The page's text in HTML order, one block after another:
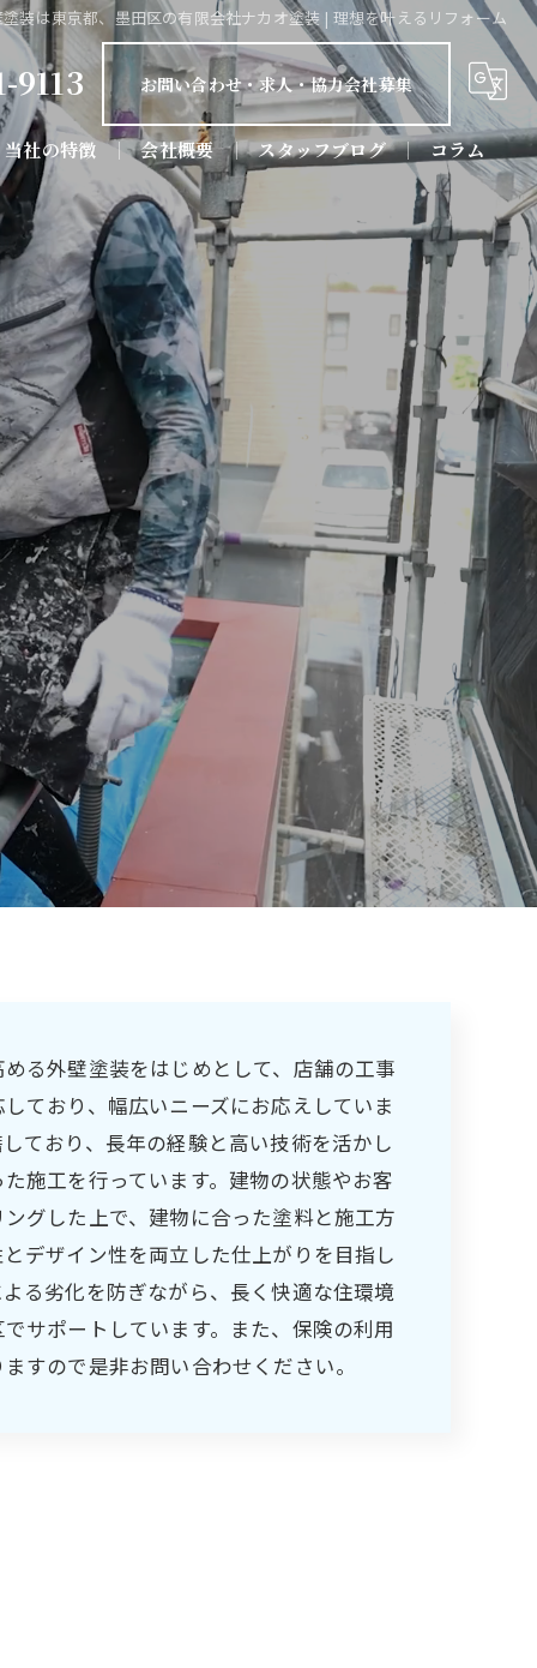
装は東京都、墨田区の有限会社ナカオ塗装 | 理想を叶えるリフォーム
9113 お問い合わせ・求人・協力会社募集
当社の特徴
屋根塗装
防水工事
屋根工事
リフォーム
店舗
会社概要 スタッフブログ コラム
る外壁塗装をはじめとして、店舗の工事
ており、幅広いニーズにお応えしていま
ており、長年の経験と高い技術を活かし
施工を行っています。建物の状態やお客
グした上で、建物に合った塗料と施工方
デザイン性を両立した仕上がりを目指し
る劣化を防ぎながら、長く快適な住環境
サポートしています。また、保険の利用
すので是非お問い合わせください。